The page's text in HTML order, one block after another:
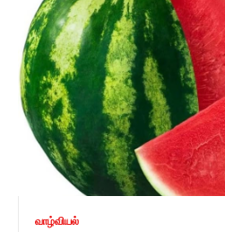
வாழ்வியல்